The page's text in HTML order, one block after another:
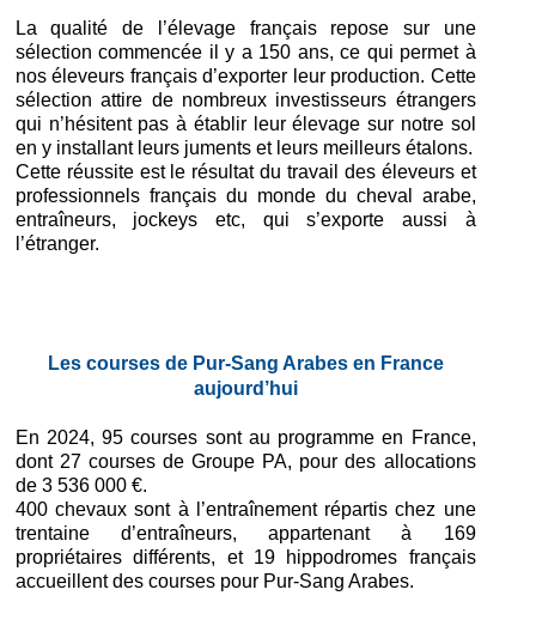
La qualité de l’élevage français repose sur une
sélection commencée il y a 150 ans, ce qui permet à
nos éleveurs français d’exporter leur production. Cette
sélection attire de nombreux investisseurs étrangers
qui n’hésitent pas à établir leur élevage sur notre sol
en y installant leurs juments et leurs meilleurs étalons.
Cette réussite est le résultat du travail des éleveurs et
professionnels français du monde du cheval arabe,
entraîneurs, jockeys etc, qui s’exporte aussi à
l’étranger.
Les courses de Pur-Sang Arabes en France
aujourd’hui
En 2024, 95 courses sont au programme en France,
dont 27 courses de Groupe PA, pour des allocations
de 3 536 000 €.
400 chevaux sont à l’entraînement répartis chez une
trentaine d’entraîneurs, appartenant à 169
propriétaires différents, et 19 hippodromes français
accueillent des courses pour Pur-Sang Arabes.